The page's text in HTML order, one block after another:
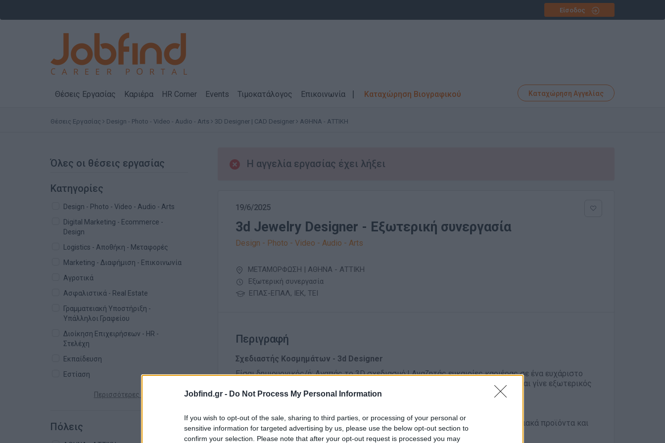
Jobfind.gr - Do Not Process My Personal Information
If you wish to opt-out of the sale, sharing to third parties, or processing of your personal or
sensitive information for targeted advertising by us, please use the below opt-out section to
confirm your selection. Please note that after your opt-out request is processed you may
Είσοδος
Θέσεις Εργασίας Καριέρα HR Corner Events Τιμοκατάλογος Επικοινωνία Καταχώρηση Βιογραφικού Καταχώρηση Αγγελίας
Θέσεις Εργασίας Design - Photo - Video - Audio - Arts 3D Designer | CAD Designer ΑΘΗΝΑ - ΑΤΤΙΚΗ
Όλες οι θέσεις εργασίας
Κατηγορίες
Design - Photo - Video - Audio - Arts
Digital Marketing - Ecommerce -
Design
Logistics - Αποθήκη - Μεταφορές
Marketing - Διαφήμιση - Επικοινωνία
Αγροτικά
Ασφαλιστικά - Real Estate
Γραμματειακή Υποστήριξη -
Υπάλληλοι Γραφείου
Διοίκηση Επιχειρήσεων - HR -
Στελέχη
Εκπαίδευση
Εστίαση
Περισσότερες κατηγορίες +
Πόλεις
Η αγγελία εργασίας έχει λήξει
19/6/2025
3d Jewelry Designer - Εξωτερική συνεργασία
Design - Photo - Video - Audio - Arts
ΜΕΤΑΜΟΡΦΩΣΗ | ΑΘΗΝΑ - ΑΤΤΙΚΗ
Εξωτερική συνεργασία
ΕΠΑΣ-ΕΠΑΛ, ΙΕΚ, ΤΕΙ
Περιγραφή
Σχεδιαστής Κοσμημάτων - 3d Designer
Είσαι δημιουργικός/ή; Αγαπάς το 3D σχεδιασμό;! Αναζητάς ευκαιρίες καριέρας σε ένα ευχάριστο
περιβάλλον με δυνατότητες προσωπικής εξέλιξης; Στείλε το βιογραφικό σου και γίνε εξωτερικός
συνεργάτης της Δημιουργικής ομάδα της Gini
Σχεδιασμός 3D μοντέλων σε δαχτυλίδια, βραχιόλια, pendants και άλλα εποχιακά προϊόντα και
αξεσουάρ